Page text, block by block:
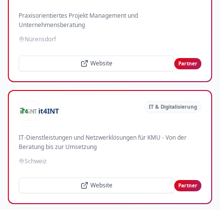
Praxisorientiertes Projekt Management und
Unternehmensberatung
Nürensdorf
Website Partner
it4INT IT & Digitalisierung
IT-Dienstleistungen und Netzwerklösungen für KMU - Von der
Beratung bis zur Umsetzung
Schweiz
Website Partner